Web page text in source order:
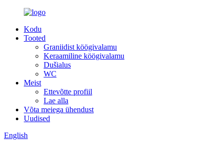
Kodu
Tooted
Graniidist köögivalamu
Keraamiline köögivalamu
Dušialus
WC
Meist
Ettevõtte profiil
Lae alla
Võta meiega ühendust
Uudised
English